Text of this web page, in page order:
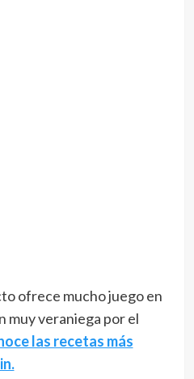
ofrece mucho juego en
muy veraniega por el
las recetas más